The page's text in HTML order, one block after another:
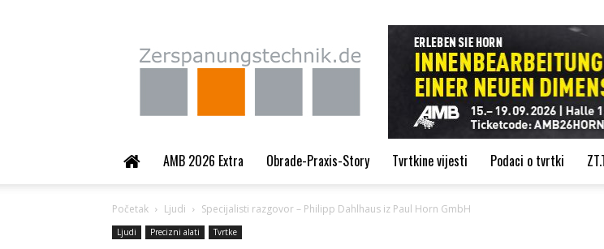
Zerspanungstechnik.de
AMB 2026 Extra Obrade-Praxis-Story Tvrtkine vijesti Podaci o tvrtki
Početak Ljudi Specijalisti razgovor – Philipp Dahlhaus iz Paul Horn GmbH
Ljudi Precizni alati Tvrtke